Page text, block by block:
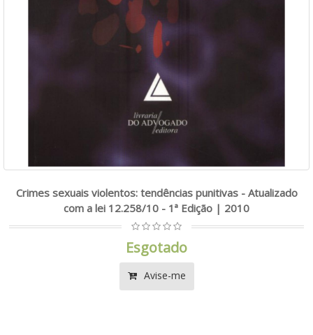
Crimes sexuais violentos: tendências punitivas - Atualizado
com a lei 12.258/10 - 1ª Edição | 2010
Esgotado
Avise-me